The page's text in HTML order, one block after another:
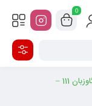
0
دمنوش گل گاوزبان 111 –